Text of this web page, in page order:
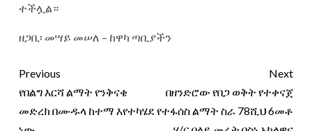
ተችሏል።
ዘጋቢ፡ መሣይ መሠለ – ከዋካ ጣቢያችን
Previous
የበልግ እርሻ ልማት የንቅናቄ
መድረክ በሙዱላ ከተማ እየተካሄደ
Next
በዘንድሮው የበጋ ወቅት የተቀናጀ
የተፋሰስ ልማት ስራ 78ሺህ 6መቶ